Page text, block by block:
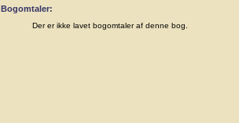
Bogomtaler:
Der er ikke lavet bogomtaler af denne bog.